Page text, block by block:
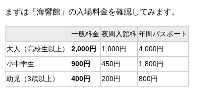
まずは「海響館」の入場料金を確認してみます。
一般料金 夜間入館料 年間パスポート
大人（高校生以上）
2,000円 1,000円
4,000円
小中学生
900円 450円
1,800円
幼児（3歳以上）
400円 200円 800円